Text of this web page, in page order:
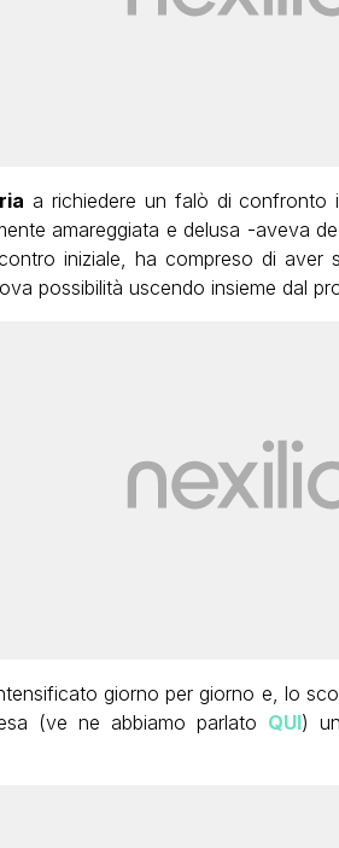
a richiedere un falò di confronto
amareggiata e delusa -aveva
iniziale, ha compreso di aver
possibilità uscendo insieme dal
giorno per giorno e, lo
(ve ne abbiamo parlato QUI)